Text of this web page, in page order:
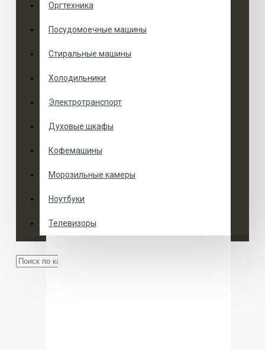
Оргтехника
Посудомоечные машины
Стиральные машины
Холодильники
Электротранспорт
Духовые шкафы
Кофемашины
Морозильные камеры
Ноутбуки
Телевизоры